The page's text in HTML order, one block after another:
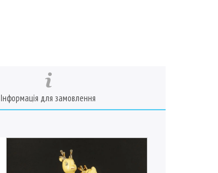
Інформація для замовлення